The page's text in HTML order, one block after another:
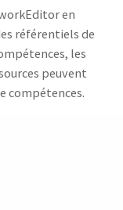
en
référentiels de
les
peuvent
compétences.